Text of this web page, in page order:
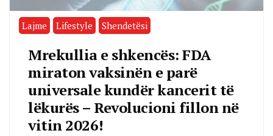
Lajme Lifestyle Shendetësi
Mrekullia e shkencës: FDA
miraton vaksinën e parë
universale kundër kancerit të
lëkurës – Revolucioni fillon në
vitin 2026!